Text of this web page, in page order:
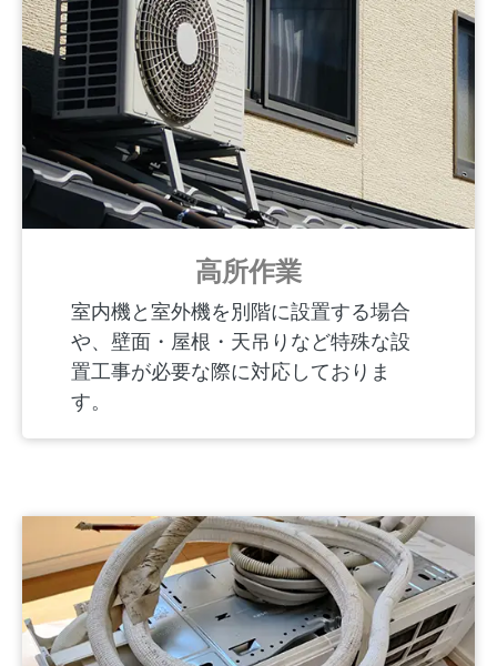
高所作業
室内機と室外機を別階に設置する場合
や、壁面・屋根・天吊りなど特殊な設
置工事が必要な際に対応しておりま
す。